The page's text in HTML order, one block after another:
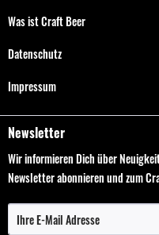
Was ist Craft Beer
Datenschutz
Impressum
Newsletter
Wir informieren Dich über
Newsletter abonnieren und zum